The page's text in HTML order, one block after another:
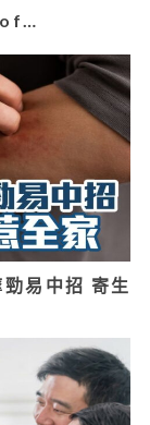
of…
易中招 寄生